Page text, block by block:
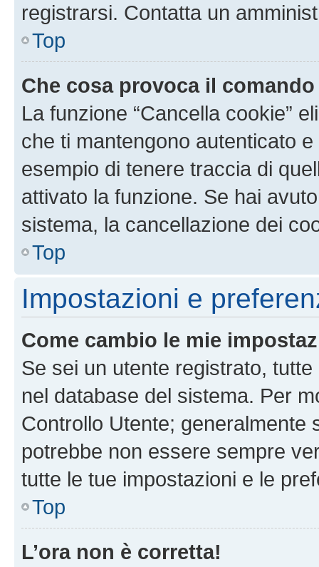
registrarsi. Contatta un
Top
Che cosa provoca il
La funzione “Cancella cookie”
che ti mantengono autenticato
esempio di tenere traccia di
attivato la funzione. Se hai
sistema, la cancellazione dei
Top
Impostazioni e
Come cambio le mie
Se sei un utente registrato,
nel database del sistema. Per
Controllo Utente; generalmente
potrebbe non essere sempre
tutte le tue impostazioni e le
Top
L’ora non è corretta!